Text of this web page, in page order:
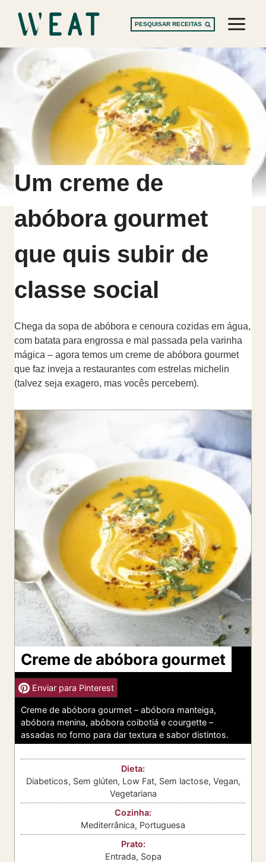
content
PESQUISAR RECEITAS
Um creme de
abóbora gourmet
que quis subir de
classe social
Chega da sopa de abóbora e cenoura cozidas em água,
com batata para engrossa e mal passada pela varinha
mágica – agora temos um creme de abóbora gourmet
que faz inveja a restaurantes com estrelas michelin
(talvez seja exagero, mas vocês percebem).
Creme de abóbora gourmet
Enviar para Pinterest
Creme de abóbora gourmet – abóbora manteiga,
abóbora menina, abóbora coibotiá e courgette –
assadas no forno para dar textura e sabor distintos.
Dieta:
Diabeticos, Sem glúten, Low Fat, Sem lactose, Vegan,
Vegetariana
Cozinha:
Mediterrânica, Portuguesa
Prato:
Entrada, Sopa